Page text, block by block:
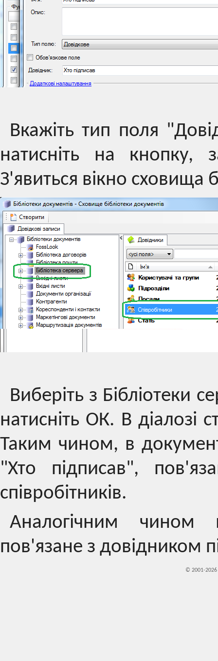
Вкажіть тип поля
натисніть на
З'явиться вікно сховища
Виберіть з Бібліотеки
натисніть ОК. В діалозі
Таким чином, в
"Хто підписав",
співробітників.
Аналогічним
пов'язане з довідником
© 2001-2026